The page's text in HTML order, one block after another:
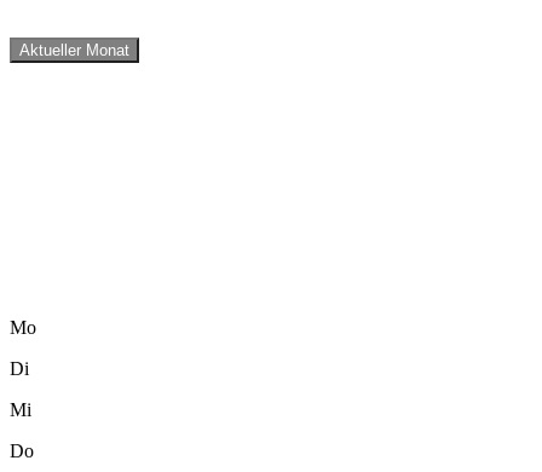
Aktueller Monat
Mo
Di
Mi
Do